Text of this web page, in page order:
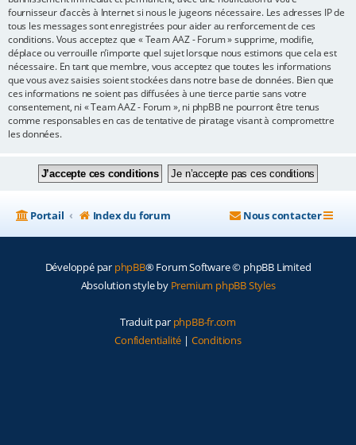
fournisseur d’accès à Internet si nous le jugeons nécessaire. Les adresses IP de
tous les messages sont enregistrées pour aider au renforcement de ces
conditions. Vous acceptez que « Team AAZ - Forum » supprime, modifie,
déplace ou verrouille n’importe quel sujet lorsque nous estimons que cela est
nécessaire. En tant que membre, vous acceptez que toutes les informations
que vous avez saisies soient stockées dans notre base de données. Bien que
ces informations ne soient pas diffusées à une tierce partie sans votre
consentement, ni « Team AAZ - Forum », ni phpBB ne pourront être tenus
comme responsables en cas de tentative de piratage visant à compromettre
les données.
Portail Index du forum Nous contacter
Développé par phpBB® Forum Software © phpBB Limited
Absolution style by Premium phpBB Styles
Traduit par phpBB-fr.com
Confidentialité | Conditions